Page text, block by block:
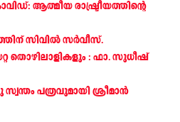
ആത്മീയ രാഷ്ട്രീയത്തിന്റെ
സിവിൽ സർവീസ്.
തൊഴിലാളികളും : ഫാ. സുധീഷ്
പത്രവുമായി ശ്രീമാന്‍